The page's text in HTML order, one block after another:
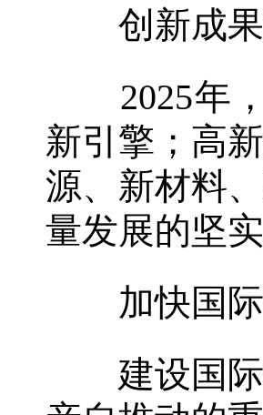
创新成果
2025年，
新引擎；高
源、新材料
量发展的坚实
加快国际
建设国际